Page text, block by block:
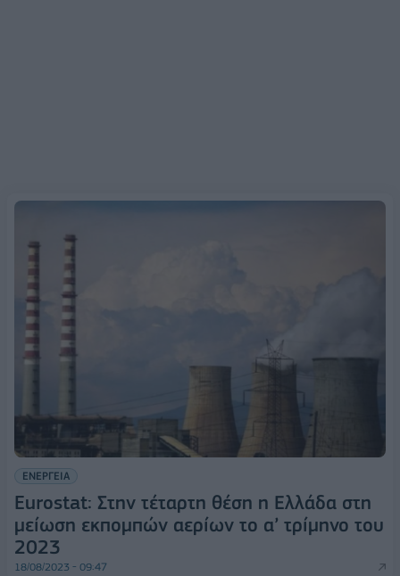
ΕΝΕΡΓΕΙΑ
Eurostat: Στην τέταρτη θέση η Ελλάδα στη
μείωση εκπομπών αερίων το α’ τρίμηνο του
2023
18/08/2023 - 09:47